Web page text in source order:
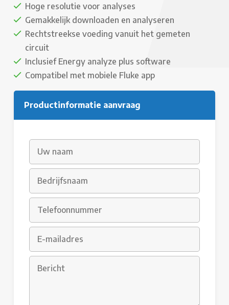
Hoge resolutie voor analyses
Gemakkelijk downloaden en analyseren
Rechtstreekse voeding vanuit het gemeten
circuit
Inclusief Energy analyze plus software
Compatibel met mobiele Fluke app
Productinformatie aanvraag